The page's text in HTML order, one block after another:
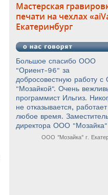
Мастерская
печати на чехлах
Екатеринбург
Большое спасибо ООО
"Ориент-96" за
добросовестную работу
"Мозайкой". Очень
программист Ильгиз.
не отказывается,
любое время.
директора ООО "Мозайка"
ООО "Мозайка" г.